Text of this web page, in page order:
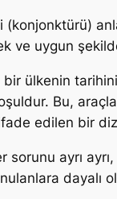
(konjonktürü)
ve uygun
bir ülkenin
Bu,
edilen bir
sorunu ayrı
dayalı